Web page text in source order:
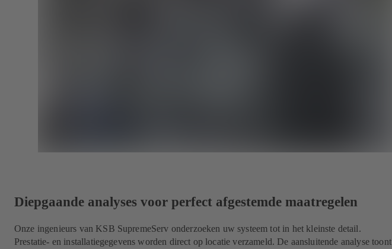
Diepgaande analyses voor perfect afgestemde maatregelen
Onze ingenieurs van KSB SupremeServ onderzoeken uw systeem tot in het kleinste detail.
Prestatie- en installatiegegevens worden direct op locatie verzameld. De aansluitende analyse toont